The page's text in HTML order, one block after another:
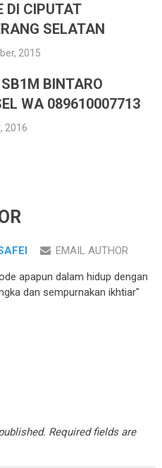
DI CIPUTAT
SELATAN
2015
BINTARO
WA 089610007713
2016
EMAIL AUTHOR
apapun dalam hidup dengan
dan sempurnakan ikhtiar"
Required fields are